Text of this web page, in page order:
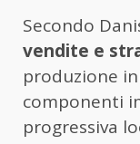
Secondo
vendite e
produzione
componenti
progressiva